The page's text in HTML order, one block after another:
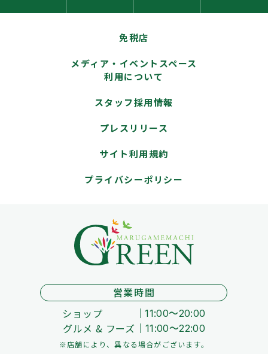
免税店
メディア・イベントスペース
利用について
スタッフ採用情報
プレスリリース
サイト利用規約
プライバシーポリシー
営業時間
ショップ
11:00～20:00
グルメ & フーズ 11:00～22:00
※店舗により、異なる場合がございます。